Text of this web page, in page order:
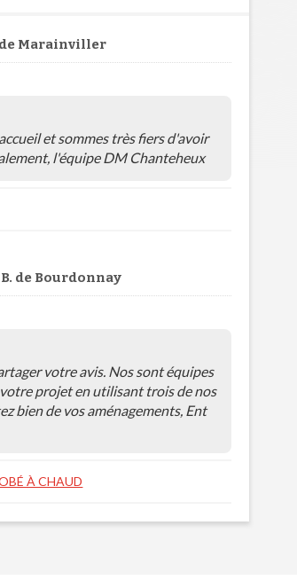
de Marainviller
et sommes très fiers d'avoir
l'équipe DM Chanteheux
de Bourdonnay
votre avis. Nos sont équipes
projet en utilisant trois de nos
bien de vos aménagements, Ent
À CHAUD